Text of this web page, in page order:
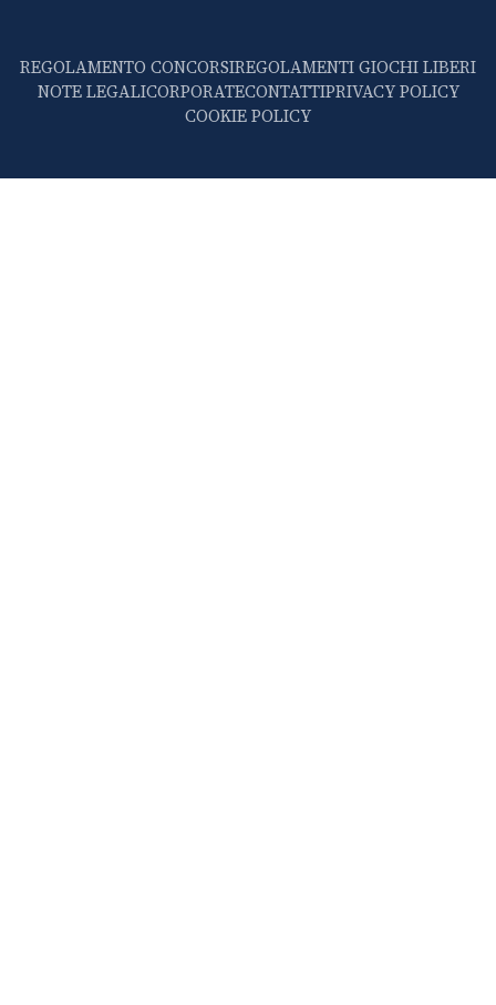
REGOLAMENTO CONCORSIREGOLAMENTI GIOCHI LIBERI
NOTE LEGALICORPORATECONTATTIPRIVACY POLICY
COOKIE POLICY